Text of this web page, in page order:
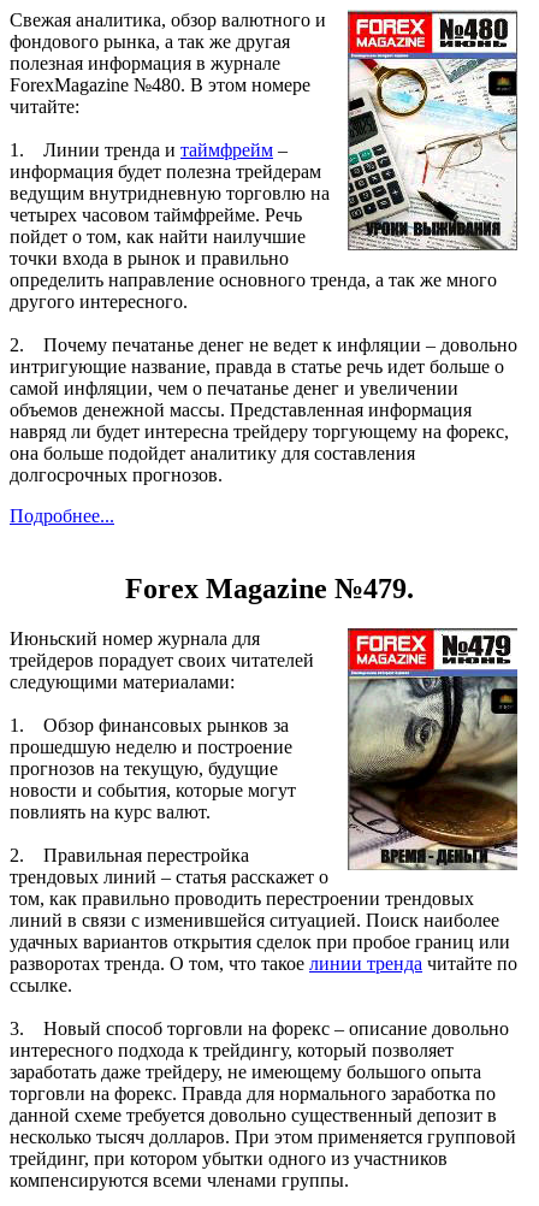
Свежая аналитика, обзор валютного и
фондового рынка, а так же другая
полезная информация в журнале
ForexMagazine №480. В этом номере
читайте:
1. Линии тренда и таймфрейм –
информация будет полезна трейдерам
ведущим внутридневную торговлю на
четырех часовом таймфрейме. Речь
пойдет о том, как найти наилучшие
точки входа в рынок и правильно
определить направление основного тренда, а так же много
другого интересного.
2. Почему печатанье денег не ведет к инфляции – довольно
интригующие название, правда в статье речь идет больше о
самой инфляции, чем о печатанье денег и увеличении
объемов денежной массы. Представленная информация
навряд ли будет интересна трейдеру торгующему на форекс,
она больше подойдет аналитику для составления
долгосрочных прогнозов.
Подробнее...
Forex Magazine №479.
Июньский номер журнала для
трейдеров порадует своих читателей
следующими материалами:
1. Обзор финансовых рынков за
прошедшую неделю и построение
прогнозов на текущую, будущие
новости и события, которые могут
повлиять на курс валют.
2. Правильная перестройка
трендовых линий – статья расскажет о
том, как правильно проводить перестроении трендовых
линий в связи с изменившейся ситуацией. Поиск наиболее
удачных вариантов открытия сделок при пробое границ или
разворотах тренда. О том, что такое линии тренда читайте по
ссылке.
3. Новый способ торговли на форекс – описание довольно
интересного подхода к трейдингу, который позволяет
заработать даже трейдеру, не имеющему большого опыта
торговли на форекс. Правда для нормального заработка по
данной схеме требуется довольно существенный депозит в
несколько тысяч долларов. При этом применяется групповой
трейдинг, при котором убытки одного из участников
компенсируются всеми членами группы.